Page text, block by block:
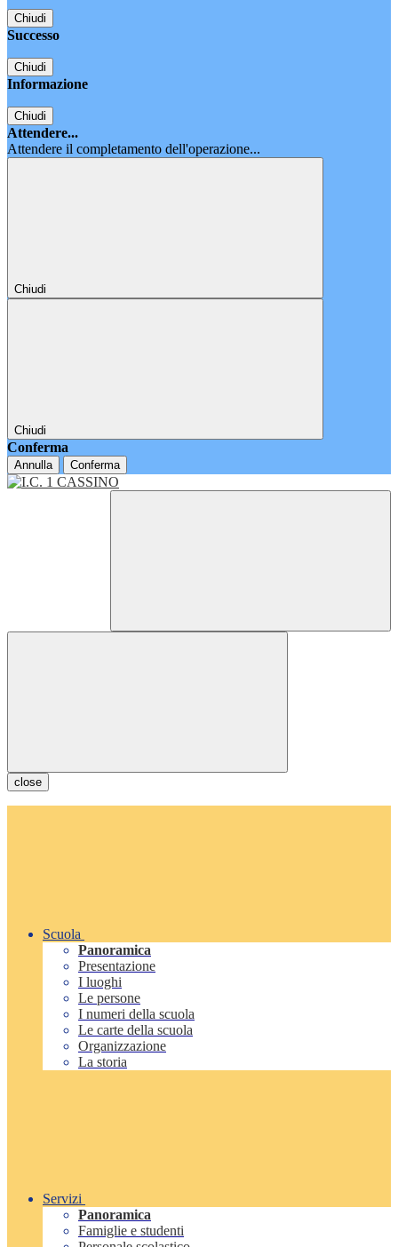
Chiudi
Successo
Chiudi
Informazione
Chiudi
Attendere...
Attendere il completamento dell'operazione...
Chiudi
Chiudi
Conferma
Annulla Conferma
close
Scuola
Panoramica
Presentazione
I luoghi
Le persone
I numeri della scuola
Le carte della scuola
Organizzazione
La storia
Servizi
Panoramica
Famiglie e studenti